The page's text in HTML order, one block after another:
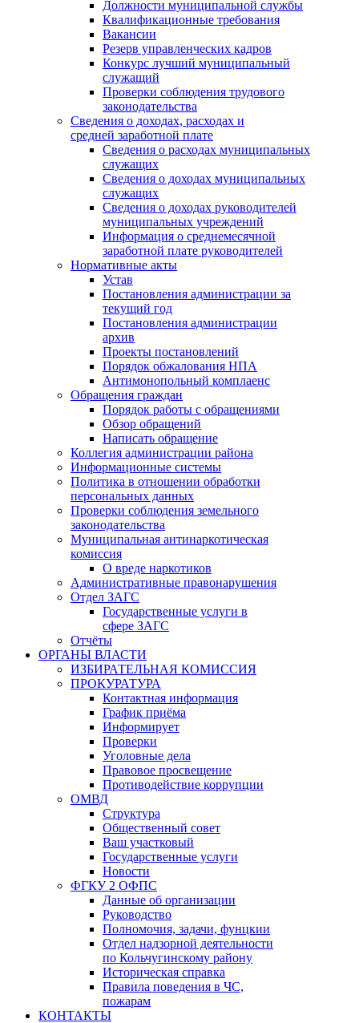
Должности муниципальной службы
Квалификационные требования
Вакансии
Резерв управленческих кадров
Конкурс лучший муниципальный
служащий
Проверки соблюдения трудового
законодательства
Сведения о доходах, расходах и
средней заработной плате
Сведения о расходах муниципальных
служащих
Сведения о доходах муниципальных
служащих
Сведения о доходах руководителей
муниципальных учреждений
Информация о среднемесячной
заработной плате руководителей
Нормативные акты
Устав
Постановления администрации за
текущий год
Постановления администрации
архив
Проекты постановлений
Порядок обжалования НПА
Антимонопольный комплаенс
Обращения граждан
Порядок работы с обращениями
Обзор обращений
Написать обращение
Коллегия администрации района
Информационные системы
Политика в отношении обработки
персональных данных
Проверки соблюдения земельного
законодательства
Муниципальная антинаркотическая
комиссия
О вреде наркотиков
Административные правонарушения
Отдел ЗАГС
Государственные услуги в
сфере ЗАГС
Отчёты
ОРГАНЫ ВЛАСТИ
ИЗБИРАТЕЛЬНАЯ КОМИССИЯ
ПРОКУРАТУРА
Контактная информация
График приёма
Информирует
Проверки
Уголовные дела
Правовое просвещение
Противодействие коррупции
ОМВД
Структура
Общественный совет
Ваш участковый
Государственные услуги
Новости
ФГКУ 2 ОФПС
Данные об организации
Руководство
Полномочия, задачи, фунцкии
Отдел надзорной деятельности
по Кольчугинскому району
Историческая справка
Правила поведения в ЧС,
пожарам
КОНТАКТЫ